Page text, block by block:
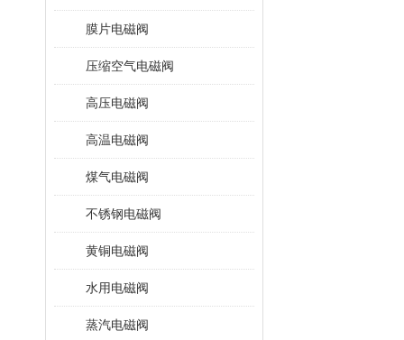
膜片电磁阀
压缩空气电磁阀
高压电磁阀
高温电磁阀
煤气电磁阀
不锈钢电磁阀
黄铜电磁阀
水用电磁阀
蒸汽电磁阀